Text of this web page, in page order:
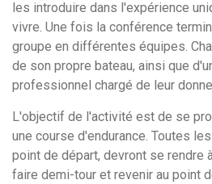
les introduire dans l'expérience
vivre. Une fois la conférence
groupe en différentes équipes.
de son propre bateau, ainsi que
professionnel chargé de leur
L'objectif de l'activité est de se
une course d'endurance. Toutes
point de départ, devront se rendre
faire demi-tour et revenir au point